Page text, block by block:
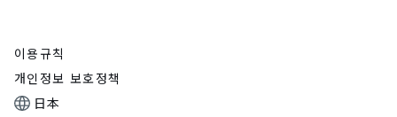
이용규칙
개인정보 보호정책
日本